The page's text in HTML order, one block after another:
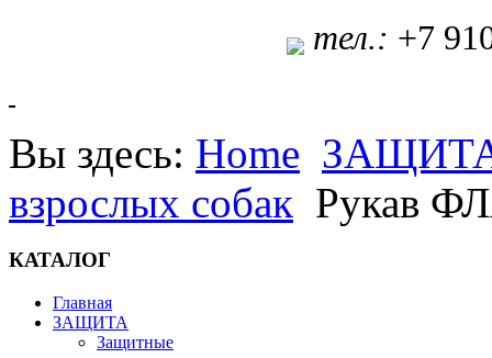
тел.: +7
Вы здесь: Home
взрослых собак Рукав
КАТАЛОГ
Главная
ЗАЩИТА
Защитные